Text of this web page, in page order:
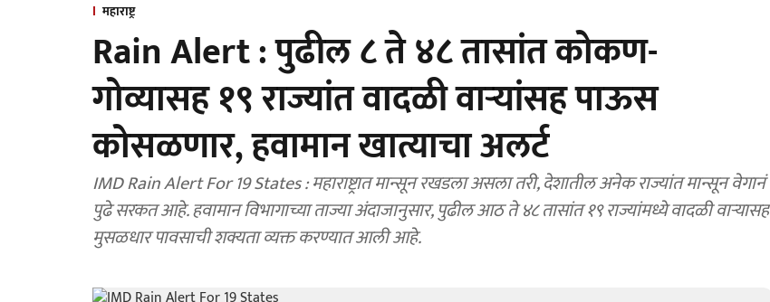
महाराष्ट्र
Rain Alert : पुढील ८ ते ४८ तासांत कोकण-
गोव्यासह १९ राज्यांत वादळी वाऱ्यांसह पाऊस
कोसळणार, हवामान खात्याचा अलर्ट
IMD Rain Alert For 19 States : महाराष्ट्रात मान्सून रखडला असला तरी, देशातील अनेक राज्यांत मान्सून वेगानं
पुढे सरकत आहे. हवामान विभागाच्या ताज्या अंदाजानुसार, पुढील आठ ते ४८ तासांत १९ राज्यांमध्ये वादळी वाऱ्यासह
मुसळधार पावसाची शक्यता व्यक्त करण्यात आली आहे.